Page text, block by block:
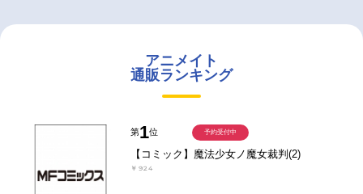
アニメイト
通販ランキング
第1位
【コミック】魔法少女ノ魔女裁判(2)
￥924
予約受付中